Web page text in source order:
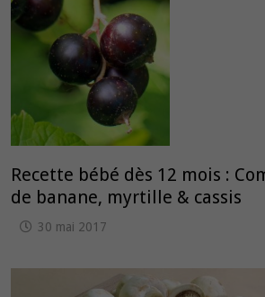
Recette bébé dès 12 mois :
de banane, myrtille & cassis
30 mai 2017